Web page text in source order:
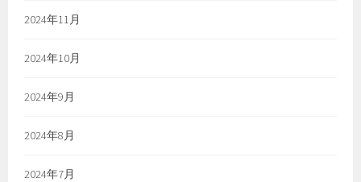
2024年11月
2024年10月
2024年9月
2024年8月
2024年7月